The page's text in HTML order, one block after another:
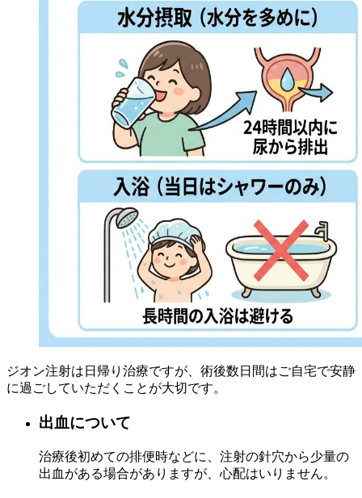
ジオン注射は日帰り治療ですが、術後数日間はご自宅で安静
に過ごしていただくことが大切です。
出血について
治療後初めての排便時などに、注射の針穴から少量の
出血がある場合がありますが、心配はいりません。